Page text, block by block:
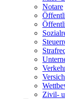
Notare
Zivil-